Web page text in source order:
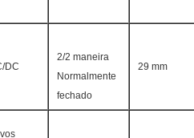
DC
2/2 maneira
Normalmente
fechado
29 mm